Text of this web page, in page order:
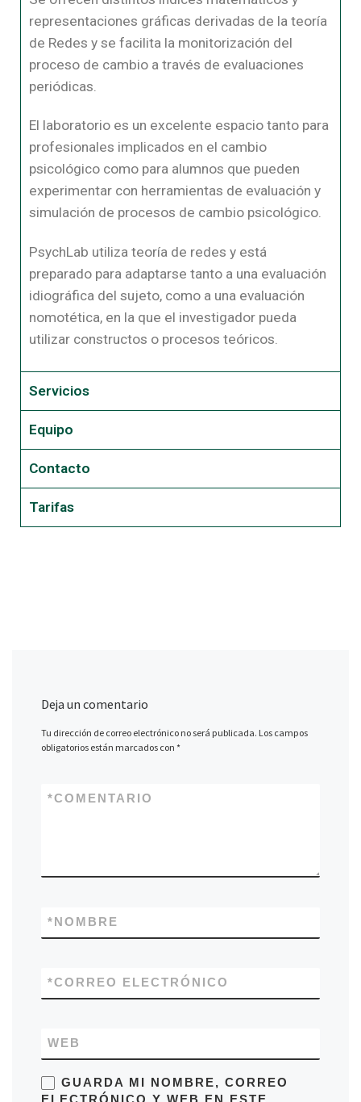
representaciones gráficas derivadas de la teoría
de Redes y se facilita la monitorización del
proceso de cambio a través de evaluaciones
periódicas.
El laboratorio es un excelente espacio tanto para
profesionales implicados en el cambio
psicológico como para alumnos que pueden
experimentar con herramientas de evaluación y
simulación de procesos de cambio psicológico.
PsychLab utiliza teoría de redes y está
preparado para adaptarse tanto a una evaluación
idiográfica del sujeto, como a una evaluación
nomotética, en la que el investigador pueda
utilizar constructos o procesos teóricos.
Servicios
Equipo
Contacto
Tarifas
Deja un comentario
Tu dirección de correo electrónico no será publicada. Los campos
obligatorios están marcados con*
COMENTARIO
*
NOMBRE
*
CORREO ELECTRÓNICO
*
WEB
GUARDA MI NOMBRE, CORREO